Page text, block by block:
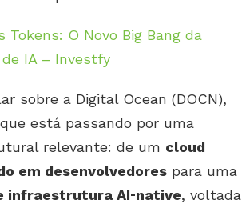
Tokens: O Novo Big Bang da
IA – Investfy
sobre a Digital Ocean (DOCN),
está passando por uma
relevante: de um cloud
em desenvolvedores para uma
infraestrutura AI‑native, voltada